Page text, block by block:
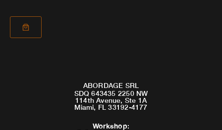
ABORDAGE SRL
SDQ 643435 2250 NW
114th Avenue, Ste 1A
Miami, FL 33192-4177
Workshop: